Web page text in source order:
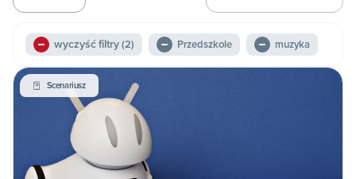
wyczyść filtry(2) Przedszkole muzyka
Scenariusz